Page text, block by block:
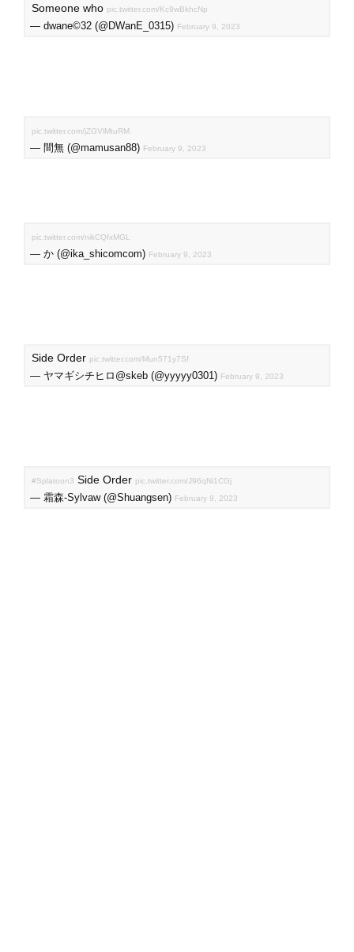
Someone who pic.twitter.com/Kc9wBkhcNp
— dwane©32 (@DWanE_0315) February 9, 2023
pic.twitter.com/jZGVlMtuRM
— 間無 (@mamusan88) February 9, 2023
pic.twitter.com/nikCQfxMGL
— か (@ika_shicomcom) February 9, 2023
Side Order pic.twitter.com/Mun571y7Sf
— ヤマギシチヒロ@skeb (@yyyyy0301) February 9, 2023
#Splatoon3 Side Order pic.twitter.com/J96qNi1CGj
— 霜森-Sylvaw (@Shuangsen) February 9, 2023